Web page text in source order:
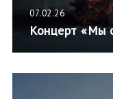
07.02.26
Концерт «Мы